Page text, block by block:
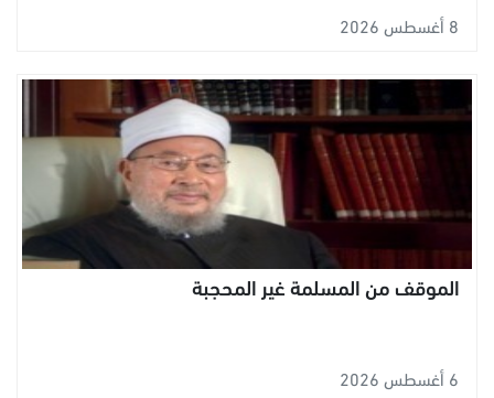
8 أغسطس 2026
الموقف من المسلمة غير المحجبة
6 أغسطس 2026